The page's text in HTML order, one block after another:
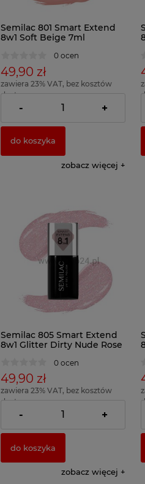
Semilac 801 Smart Extend
8w1 Soft Beige 7ml
0 ocen
49,90 zł
zawiera 23% VAT, bez kosztów
dostawy
( 1 x 100ml = 712,86 zł )
- +
do koszyka
zobacz więcej
Semilac 805 Smart Extend
8w1 Glitter Dirty Nude Rose
0 ocen
49,90 zł
zawiera 23% VAT, bez kosztów
dostawy
( 1 x 100ml = 712,86 zł )
- +
do koszyka
zobacz więcej